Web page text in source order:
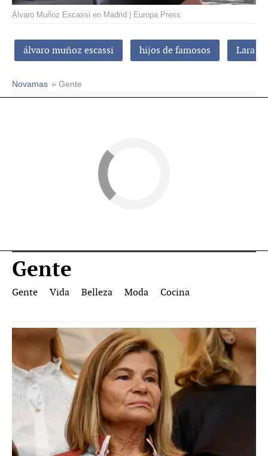
Álvaro Muñoz Escassi en Madrid | Europa Press
álvaro muñoz escassi hijos de famosos Lara
Novamas » Gente
Gente
Gente Vida Belleza Moda Cocina